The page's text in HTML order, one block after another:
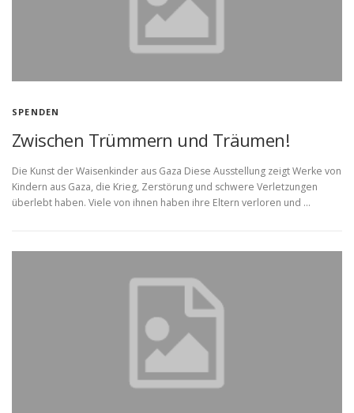
SPENDEN
Zwischen Trümmern und Träumen!
Die Kunst der Waisenkinder aus Gaza Diese Ausstellung zeigt Werke von
Kindern aus Gaza, die Krieg, Zerstörung und schwere Verletzungen
überlebt haben. Viele von ihnen haben ihre Eltern verloren und …